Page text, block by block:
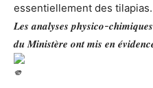
essentiellement des tilapias.
𝑳𝒆𝒔 𝒂𝒏𝒂𝒍𝒚𝒔𝒆𝒔 𝒑𝒉𝒚𝒔𝒊𝒄𝒐-𝒄𝒉𝒊𝒎𝒊𝒒𝒖𝒆𝒔
𝒅𝒖 𝑴𝒊𝒏𝒊𝒔𝒕𝒆̀𝒓𝒆 𝒐𝒏𝒕 𝒎𝒊𝒔 𝒆𝒏